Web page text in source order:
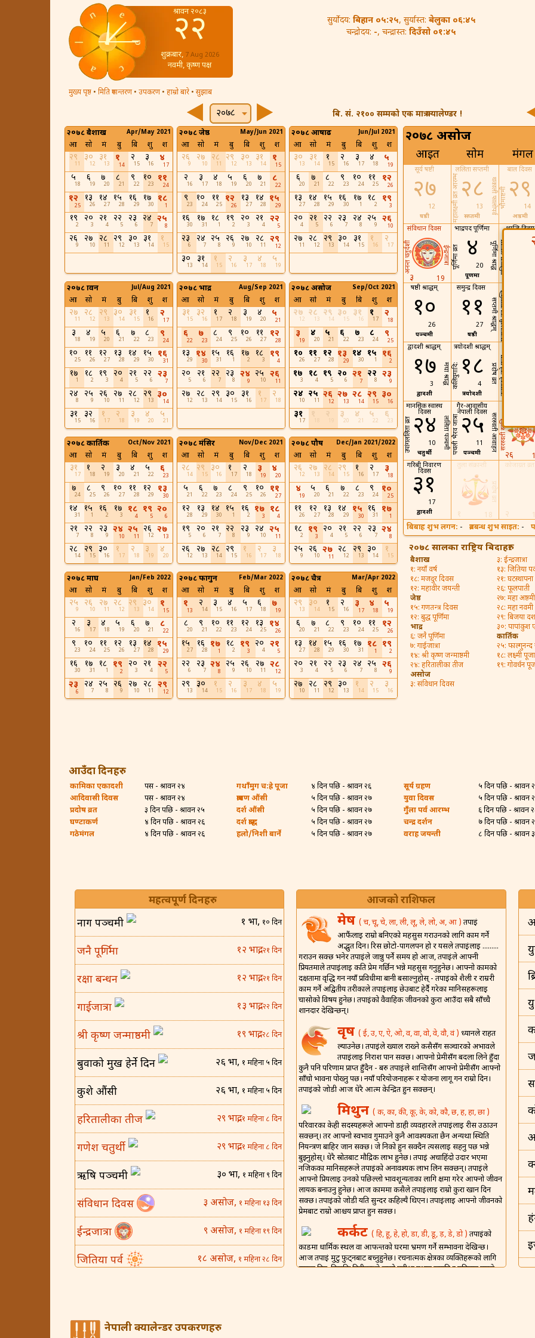
श्रावन २०८३
२२
शुक्रबार, 7 Aug 2026
नवमी, कृष्ण पक्ष
सुर्योदय: बिहान ०५:२५, सुर्यास्त: बेलुका ०६:४५
चन्द्रोदय: -, चन्द्रास्त: दिउँसो ०१:४५
बि. सं. २१०० सम्मको एक मात्र क्यालेण्डर !
मुख्य पृष्ठ • मिति रुपान्तरण• उपकरण• हाम्रो बारे •सुझाब
२०७८
२०७८ बैशाख Apr/May 2021
आ सो मं बु बि शु श
२९
11
३०
12
३१
13
१
14
२
15
३
16
४
17
५
18
६
19
७
20
८
21
९
22
१०
23
११
24
१२
25
१३
26
१४
27
१५
28
१६
29
१७
30
१८
1
१९
2
२०
3
२१
4
२२
5
२३
6
२४
7
२५
8
२६
9
२७
10
२८
11
२९
12
३०
13
३१
14
१
15
२०७८ जेष्ठ May/Jun 2021
आ सो मं बु बि शु श
२६
9
२७
10
२८
11
२९
12
३०
13
३१
14
१
15
२
16
३
17
४
18
५
19
६
20
७
21
८
22
९
23
१०
24
११
25
१२
26
१३
27
१४
28
१५
29
१६
30
१७
31
१८
1
१९
2
२०
3
२१
4
२२
5
२३
6
२४
7
२५
8
२६
9
२७
10
२८
11
२९
12
३०
13
३१
14
१
15
२
16
३
17
४
18
५
19
२०७८ आषाढ Jun/Jul 2021
आ सो मं बु बि शु श
३०
13
३१
14
१
15
२
16
३
17
४
18
५
19
६
20
७
21
८
22
९
23
१०
24
११
25
१२
26
१३
27
१४
28
१५
29
१६
30
१७
1
१८
2
१९
3
२०
4
२१
5
२२
6
२३
7
२४
8
२५
9
२६
10
२७
11
२८
12
२९
13
३०
14
३१
15
१
16
२
17
२०७८ श्रावन Jul/Aug 2021
आ सो मं बु बि शु श
२७
11
२८
12
२९
13
३०
14
३१
15
१
16
२
17
३
18
४
19
५
20
६
21
७
22
८
23
९
24
१०
25
११
26
१२
27
१३
28
१४
29
१५
30
१६
31
१७
1
१८
2
१९
3
२०
4
२१
5
२२
6
२३
7
२४
8
२५
9
२६
10
२७
11
२८
12
२९
13
३०
14
३१
15
३२
16
१
17
२
18
३
19
४
20
५
21
२०७८ भाद्र Aug/Sep 2021
आ सो मं बु बि शु श
३१
15
३२
16
१
17
२
18
३
19
४
20
५
21
६
22
७
23
८
24
९
25
१०
26
११
27
१२
28
१३
29
१४
30
१५
31
१६
1
१७
2
१८
3
१९
4
२०
5
२१
6
२२
7
२३
8
२४
9
२५
10
२६
11
२७
12
२८
13
२९
14
३०
15
३१
16
१
17
२
18
२०७८ असोज Sep/Oct 2021
आ सो मं बु बि शु श
२७
12
२८
13
२९
14
३०
15
३१
16
१
17
२
18
३
19
४
20
५
21
६
22
७
23
८
24
९
25
१०
26
११
27
१२
28
१३
29
१४
30
१५
1
१६
2
१७
3
१८
4
१९
5
२०
6
२१
7
२२
8
२३
9
२४
10
२५
11
२६
12
२७
13
२८
14
२९
15
३०
16
३१
17
३
20
४
21
५
22
६
23
२०७८ कार्तिक Oct/Nov 2021
आ सो मं बु बि शु श
३१
17
१
18
२
19
३
20
४
21
५
22
६
23
७
24
८
25
९
26
१०
27
११
28
१२
29
१३
30
१४
31
१५
1
१६
2
१७
3
१८
4
१९
5
२०
6
२१
7
२२
8
२३
9
२४
10
२५
11
२६
12
२७
13
२८
14
२९
15
३०
16
१
17
२
18
३
19
४
20
२०७८ मंसिर Nov/Dec 2021
आ सो मं बु बि शु श
२८
14
२९
15
३०
16
१
17
२
18
३
19
४
20
५
21
६
22
७
23
८
24
९
25
१०
26
११
27
१२
28
१३
29
१४
30
१५
1
१६
2
१७
3
१८
4
१९
5
२०
6
२१
7
२२
8
२३
9
२४
10
२५
11
२६
12
२७
13
२८
14
२९
15
१
16
२
17
३
18
२०७८ पौष Dec/Jan 2021/2022
आ सो मं बु बि शु श
२६
12
२७
13
२८
14
२९
15
१
16
२
17
३
18
४
19
५
20
६
21
७
22
८
23
९
24
१०
25
११
26
१२
27
१३
28
१४
29
१५
30
१६
31
१७
1
१८
2
१९
3
२०
4
२१
5
२२
6
२३
7
२४
8
२५
9
२६
10
२७
11
२८
12
२९
13
३०
14
१
15
२०७८ माघ Jan/Feb 2022
आ सो मं बु बि शु श
२५
9
२६
10
२७
11
२८
12
२९
13
३०
14
१
15
२
16
३
17
४
18
५
19
६
20
७
21
८
22
९
23
१०
24
११
25
१२
26
१३
27
१४
28
१५
29
१६
30
१७
31
१८
1
१९
2
२०
3
२१
4
२२
5
२३
6
२४
7
२५
8
२६
9
२७
10
२८
11
२९
12
२०७८ फागुन Feb/Mar 2022
आ सो मं बु बि शु श
१
13
२
14
३
15
४
16
५
17
६
18
७
19
८
20
९
21
१०
22
११
23
१२
24
१३
25
१४
26
१५
27
१६
28
१७
1
१८
2
१९
3
२०
4
२१
5
२२
6
२३
7
२४
8
२५
9
२६
10
२७
11
२८
12
२९
13
३०
14
१
15
२
16
३
17
४
18
५
19
२०७८ चैत्र Mar/Apr 2022
आ सो मं बु बि शु श
२९
13
३०
14
१
15
२
16
३
17
४
18
५
19
६
20
७
21
८
22
९
23
१०
24
११
25
१२
26
१३
27
१४
28
१५
29
१६
30
१७
31
१८
1
१९
2
२०
3
२१
4
२२
5
२३
6
२४
7
२५
8
२६
9
२७
10
२८
11
२९
12
३०
13
१
14
२
15
३
16
२०७८ असोज
आइत सोम मंगल
सूर्य षष्टी
२७
12
षष्ठी
ललिता सप्तमी
थकाली फालोपर्व
महालक्ष्मी व्रत आरम्भ२८
13
सप्तमी
बाल दिवस
भौमाष्टमी २९
14
अष्ठमी
संविधान दिवस
ईन्द्रजात्रा
अनन्त चतुर्दशी
३ 19
भाद्रपद पूर्णिमा
पूर्णिमा श्राद्ध
पूर्णिमा व्रत ४
20
पूर्णिमा
शान्ति दिवस
प्रतिप्रदा श्राद्धम्
षष्ठी श्राद्धम्
१०
26
पञ्चमी
समुन्द्र दिवस
सप्तमी श्राद्धम्
११
27
षष्ठी महालक्ष्मी व्रत समाप्ति
द्वादशी श्राद्धम्
मघा श्राद्ध
१७
3
द्वादशी
त्रयोदशी श्राद्धम्
प्रदोष व्रत
कलियुगादि:१८
4
त्रयोदशी नलास्वने-चह्रे पूजा
मानसिक स्वास्थ
दिवस
ललिता पञ्चमी
उपांगललिता व्रत२४
10
चतुर्थी
गैर-आवासीय
नेपाली दिवस
सरस्वती आवाहन
पचली भैरव जात्रा२५
11
पञ्चमी
सरस्वती स्तुति
२६
गरिबी निवारण
दिवस
३१
17
द्वादशी
तुला संक्रान्ती
प्रदोष व्रत
१ 18
कोजाग्रत व्रत
२
बिबाह शुभ लगन: - ब्रतबन्ध शुभ साइत: -
२०७८ सालका राष्ट्रिय बिदाहरु:
बैशाख
१: नयाँ वर्ष
१८: मजदुर दिवस
१२: महावीर जयन्ती
जेष्ठ
१५: गणतन्त्र दिवस
१२: बुद्ध पूर्णिमा
भाद्र
६: जनै पूर्णिमा
७: गाईजात्रा
१४: श्री कृष्ण जन्माष्ठमी
२४: हरितालीका तीज
असोज
३: संविधान दिवस
३: ईन्द्रजात्रा
१३: जितिया
२१: घटस्थापना
२६: फूलपाती
२७: महा अष्ठमी
२८: महा नवमी
२९: बिजया
३०: पापांकुश
कार्तिक
२५: फाल्गुनन्द
१८: लक्ष्मी पूजा
१९: गोवर्धन
आउँदा दिनहरु
कामिका एकादशी
पर्सि - श्रावन २४
आदिवासी दिवस
पर्सि - श्रावन २४
प्रदोष व्रत
३ दिन पछि - श्रावन २५
घण्टाकर्ण
४ दिन पछि - श्रावन २६
गठेमंगल
४ दिन पछि - श्रावन २६
गथाँमुग च:ह्रे पूजा
४ दिन पछि - श्रावन २६
श्रावण औंसी
५ दिन पछि - श्रावन २७
दर्श औंसी
५ दिन पछि - श्रावन २७
दर्श श्राद्ध
५ दिन पछि - श्रावन २७
हलो/निशी बार्ने
५ दिन पछि - श्रावन २७
सूर्य ग्रहण
५ दिन पछि - श्रावन
युवा दिवस
५ दिन पछि - श्रावन
गुँला पर्व आरम्भ
६ दिन पछि - श्रावन
चन्द्र दर्शन
७ दिन पछि - श्रावन
वराह जयन्ती
८ दिन पछि - श्रावन
आजको राशिफल
मेष( च, चू, चे, ला, ली, लू, ले, लो, अ, आ )तपाईं
आफैंलाई राम्रो बनिएको महसुस गराउनको लागि काम गर्ने
अद्भुत दिन। रिस छोटो-पागलपन हो र यसले तपाईंलाई .........
गराउन सक्छ भनेर तपाईंले जान्नु पर्ने समय हो आज, तपाईंले आफ्नी
प्रियतमाले तपाईंलाई कति प्रेम गर्छिन भन्ने महसुस गर्नुहुनेछ। आफ्नो कामको
दक्षतामा वृद्धि गर्न नयाँ प्रविधीमा बानी बसाल्नुहोस् - तपाईंको शैली र राम्ररी
काम गर्ने अद्वितीय तरीकाले तपाईंलाई छेउबाट हेर्दै गरेका मानिसहरूलाई
चासोको विषय हुनेछ। तपाईंको वैवाहिक जीवनको कुरा आउँदा सबै साँच्चै
शानदार देखिन्छन्।
वृष( ई, उ, ए, ऐ, ओ, व, वा, वो, वे, वौ, वं ) ध्यानले राहत
ल्याउनेछ। तपाईंले ख्याल राख्ने कसैसँग सञ्चारको अभावले
तपाईंलाई निराश पार्न सक्छ। आफ्नो प्रेमीसँग बदला लिने हुँदा
कुनै पनि परिणाम प्राप्त हुँदैन - बरु तपाईंले शान्तिसँग आफ्नो प्रेमीसँग आफ्नो
साँचो भावना पोख्नु पर्छ। नयाँ परियोजनाहरू र योजना लागू गर्न राम्रो दिन।
तपाईंको जोडी आज धेरै आत्म केन्द्रित हुन सक्छन्।
मिथुन( क, का, की, कू, के, को, कौ, छ, ह, हा, छा )
परिवारका केही सदस्यहरूले आफ्नो डाही व्यवहारले तपाईंलाई रीस उठाउन
सक्छन्। तर आफ्नो स्वभाव गुमाउने कुनै आवश्यकता छैन अन्यथा स्थिति
नियन्त्रण बाहिर जान सक्छ। जे निको हुन सक्दैन त्यसलाई सहनु पर्छ भन्ने
बुझ्नुहोस्। धेरै स्रोतबाट मौद्रिक लाभ हुनेछ। तपाईं अचाहिंदो उदार भएमा
नजिकका मानिसहरूले तपाईंको अनावश्यक लाभ लिन सक्छन्। तपाईंले
आफ्नो प्रियलाई उनको पछिल्लो भावशून्यताका लागि क्षमा गरेर आफ्नो जीवन
लायक बनाउनु हुनेछ। आज काममा कसैले तपाईंलाई राम्रो कुरा खान दिन
सक्छ। तपाईंको जोडी यति सुन्दर कहिल्यै थिएन। तपाईंलाई आफ्नो जीवनको
प्रेमबाट राम्रो आश्चर्य प्राप्त हुन सक्छ।
कर्कट( हि, हू, हे, हो, डा, डी, डू, ड़, डे, डो )तपाईंको
कार्डमा धार्मिक स्थल वा आफन्तको घरमा भ्रमण गर्ने सम्भावना देखिन्छ।
आज तपाईं मुटु फुट्नबाट बच्नुहुनेछ। रचनात्मक क्षेत्रका व्यक्तिहरूको लागि
सफल दिन, किनकि तिनीहरूले लामो प्रतीक्षा पश्चात ख्याति र पहिचान पाउने
महत्वपूर्ण दिनहरु
नाग पञ्चमी १ भाद्र, १० दिन
जनै पूर्णिमा १२ भाद्र,२१ दिन
रक्षा बन्धन १२ भाद्र,२१ दिन
गाईजात्रा १३ भाद्र,२२ दिन
श्री कृष्ण जन्माष्ठमी १९ भाद्र,२८ दिन
बुवाको मुख हेर्ने दिन २६ भाद्र, १ महिना ५ दिन
कुशे औंसी २६ भाद्र, १ महिना ५ दिन
हरितालीका तीज २९ भाद्र,१ महिना ८ दिन
गणेश चतुर्थी २९ भाद्र,१ महिना ८ दिन
ऋषि पञ्चमी ३० भाद्र, १ महिना ९ दिन
संविधान दिवस ३ असोज, १ महिना १३ दिन
ईन्द्रजात्रा ९ असोज, १ महिना १९ दिन
जितिया पर्व १८ असोज, १ महिना २८ दिन
बिजया दशमी
नेपाली क्यालेन्डर उपकरणहरु